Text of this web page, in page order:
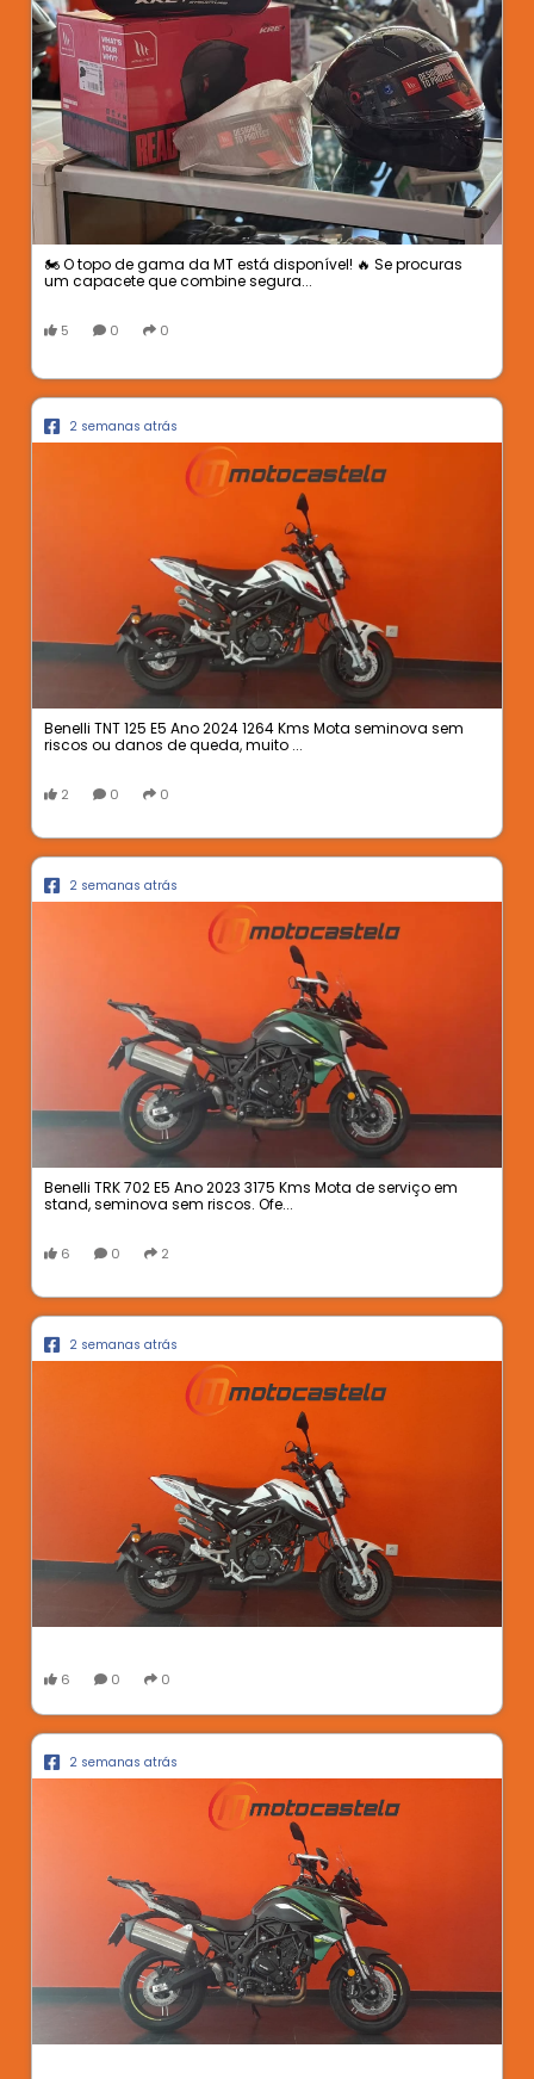
🏍️ O topo de gama da MT está disponível! 🔥 Se procuras
um capacete que combine segura...
5 0 0
2 semanas atrás
Benelli TNT 125 E5 Ano 2024 1264 Kms Mota seminova sem
riscos ou danos de queda, muito ...
2 0 0
2 semanas atrás
Benelli TRK 702 E5 Ano 2023 3175 Kms Mota de serviço em
stand, seminova sem riscos. Ofe...
6 0 2
2 semanas atrás
6 0 0
2 semanas atrás